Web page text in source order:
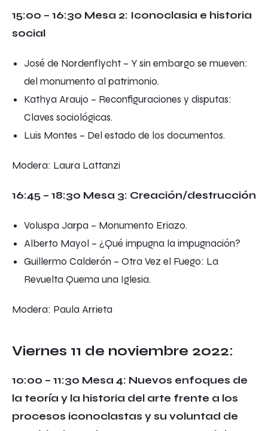
15:00 – 16:30 Mesa 2: Iconoclasia e historia
social
José de Nordenflycht – Y sin embargo se mueven:
del monumento al patrimonio.
Kathya Araujo – Reconfiguraciones y disputas:
Claves sociológicas.
Luis Montes – Del estado de los documentos.
Modera: Laura Lattanzi
16:45 – 18:30 Mesa 3: Creación/destrucción
Voluspa Jarpa – Monumento Eriazo.
Alberto Mayol – ¿Qué impugna la impugnación?
Guillermo Calderón – Otra Vez el Fuego: La
Revuelta Quema una Iglesia.
Modera: Paula Arrieta
Viernes 11 de noviembre 2022:
10:00 – 11:30 Mesa 4: Nuevos enfoques de
la teoría y la historia del arte frente a los
procesos iconoclastas y su voluntad de